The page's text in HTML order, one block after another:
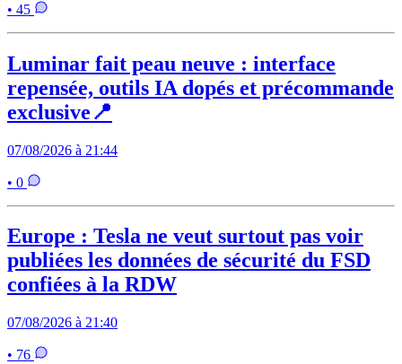
• 45
Luminar fait peau neuve : interface
repensée, outils IA dopés et précommande
exclusive📍
07/08/2026 à 21:44
• 0
Europe : Tesla ne veut surtout pas voir
publiées les données de sécurité du FSD
confiées à la RDW
07/08/2026 à 21:40
• 76